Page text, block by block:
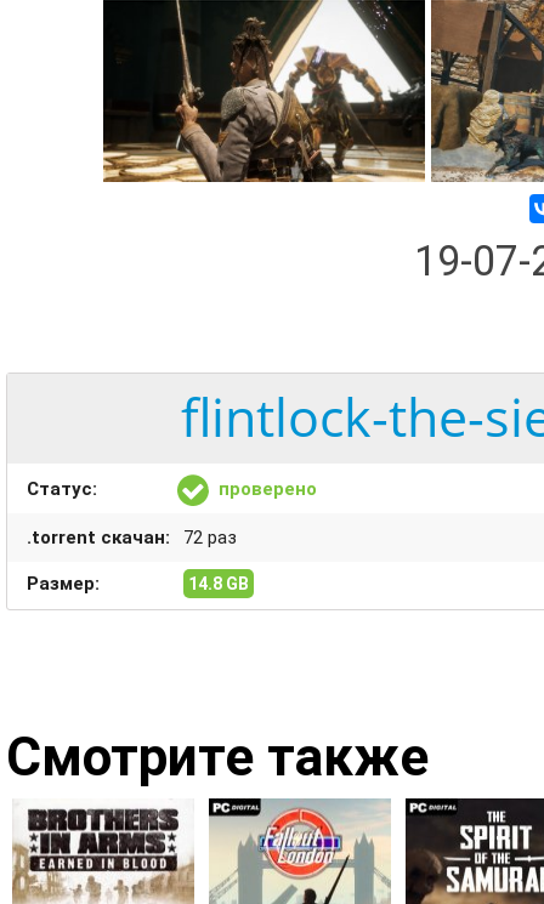
19-
flintlock-the-
Статус: проверено
.torrent скачан: 72 раз
Размер: 14.8 GB
Смотрите также